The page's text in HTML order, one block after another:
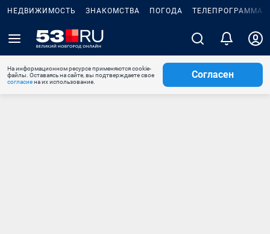
НЕДВИЖИМОСТЬ ЗНАКОМСТВА ПОГОДА ТЕЛЕПРОГРАММА
На информационном ресурсе применяются cookie-
файлы. Оставаясь на сайте, вы подтверждаете свое
согласиена их использование.
Согласен